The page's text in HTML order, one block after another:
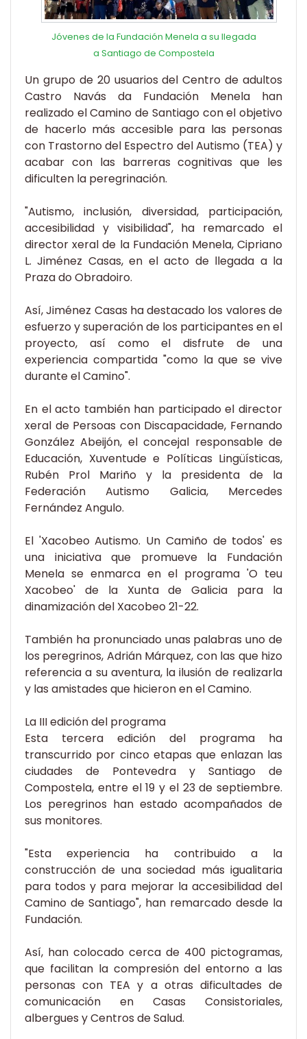
Jóvenes de la Fundación Menela a su llegada
a Santiago de Compostela
Un grupo de 20 usuarios del Centro de adultos
Castro Navás da Fundación Menela han
realizado el Camino de Santiago con el objetivo
de hacerlo más accesible para las personas
con Trastorno del Espectro del Autismo (TEA) y
acabar con las barreras cognitivas que les
dificulten la peregrinación.
"Autismo, inclusión, diversidad, participación,
accesibilidad y visibilidad", ha remarcado el
director xeral de la Fundación Menela, Cipriano
L. Jiménez Casas, en el acto de llegada a la
Praza do Obradoiro.
Así, Jiménez Casas ha destacado los valores de
esfuerzo y superación de los participantes en el
proyecto, así como el disfrute de una
experiencia compartida "como la que se vive
durante el Camino".
En el acto también han participado el director
xeral de Persoas con Discapacidade, Fernando
González Abeijón, el concejal responsable de
Educación, Xuventude e Políticas Lingüísticas,
Rubén Prol Mariño y la presidenta de la
Federación Autismo Galicia, Mercedes
Fernández Angulo.
El 'Xacobeo Autismo. Un Camiño de todos' es
una iniciativa que promueve la Fundación
Menela se enmarca en el programa 'O teu
Xacobeo' de la Xunta de Galicia para la
dinamización del Xacobeo 21-22.
También ha pronunciado unas palabras uno de
los peregrinos, Adrián Márquez, con las que hizo
referencia a su aventura, la ilusión de realizarla
y las amistades que hicieron en el Camino.
La III edición del programa
Esta tercera edición del programa ha
transcurrido por cinco etapas que enlazan las
ciudades de Pontevedra y Santiago de
Compostela, entre el 19 y el 23 de septiembre.
Los peregrinos han estado acompañados de
sus monitores.
"Esta experiencia ha contribuido a la
construcción de una sociedad más igualitaria
para todos y para mejorar la accesibilidad del
Camino de Santiago", han remarcado desde la
Fundación.
Así, han colocado cerca de 400 pictogramas,
que facilitan la compresión del entorno a las
personas con TEA y a otras dificultades de
comunicación en Casas Consistoriales,
albergues y Centros de Salud.